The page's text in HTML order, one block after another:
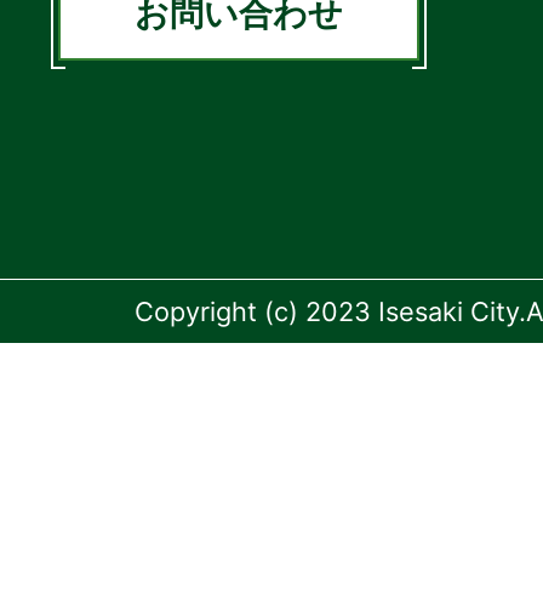
お問い合わせ
Copyright (c) 2023 Isesaki